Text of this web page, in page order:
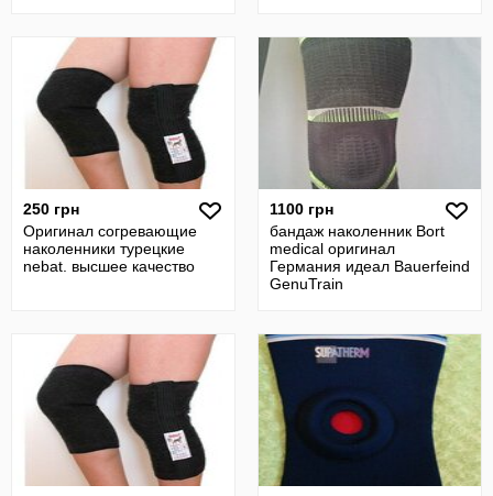
250 грн
Оригинал согревающие
наколенники турецкие
nebat. высшее качество
1100 грн
бандаж наколенник Bort
medical оригинал
Германия идеал Bauerfeind
GenuTrain